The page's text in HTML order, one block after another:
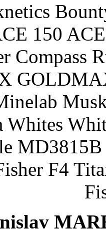
150
Compass
Whites
F4